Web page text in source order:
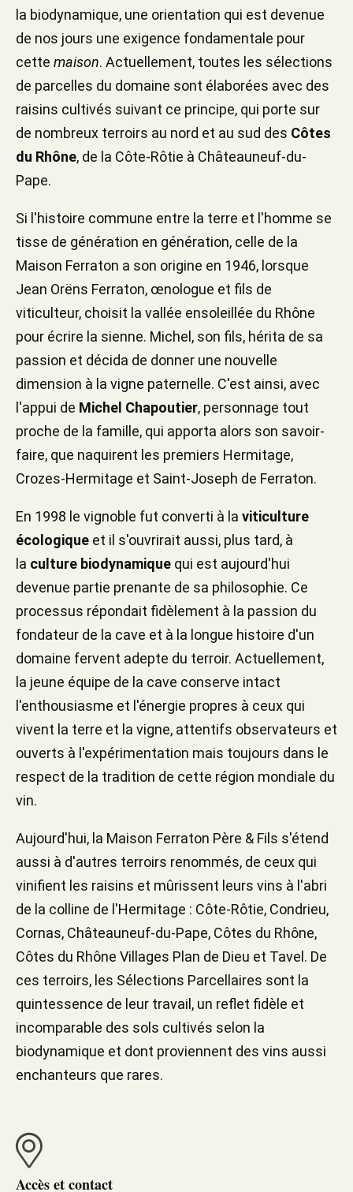
la biodynamique, une orientation qui est devenue
de nos jours une exigence fondamentale pour
cette maison. Actuellement, toutes les sélections
de parcelles du domaine sont élaborées avec des
raisins cultivés suivant ce principe, qui porte sur
de nombreux terroirs au nord et au sud des Côtes
du Rhône, de la Côte-Rôtie à Châteauneuf-du-
Pape.
Si l'histoire commune entre la terre et l'homme se
tisse de génération en génération, celle de la
Maison Ferraton a son origine en 1946, lorsque
Jean Orëns Ferraton, œnologue et fils de
viticulteur, choisit la vallée ensoleillée du Rhône
pour écrire la sienne. Michel, son fils, hérita de sa
passion et décida de donner une nouvelle
dimension à la vigne paternelle. C'est ainsi, avec
l'appui de Michel Chapoutier, personnage tout
proche de la famille, qui apporta alors son savoir-
faire, que naquirent les premiers Hermitage,
Crozes-Hermitage et Saint-Joseph de Ferraton.
En 1998 le vignoble fut converti à la viticulture
écologique et il s'ouvrirait aussi, plus tard, à
la culture biodynamique qui est aujourd'hui
devenue partie prenante de sa philosophie. Ce
processus répondait fidèlement à la passion du
fondateur de la cave et à la longue histoire d'un
domaine fervent adepte du terroir. Actuellement,
la jeune équipe de la cave conserve intact
l'enthousiasme et l'énergie propres à ceux qui
vivent la terre et la vigne, attentifs observateurs et
ouverts à l'expérimentation mais toujours dans le
respect de la tradition de cette région mondiale du
vin.
Aujourd'hui, la Maison Ferraton Père & Fils s'étend
aussi à d'autres terroirs renommés, de ceux qui
vinifient les raisins et mûrissent leurs vins à l'abri
de la colline de l'Hermitage : Côte-Rôtie, Condrieu,
Cornas, Châteauneuf-du-Pape, Côtes du Rhône,
Côtes du Rhône Villages Plan de Dieu et Tavel. De
ces terroirs, les Sélections Parcellaires sont la
quintessence de leur travail, un reflet fidèle et
incomparable des sols cultivés selon la
biodynamique et dont proviennent des vins aussi
enchanteurs que rares.
Accès et contact